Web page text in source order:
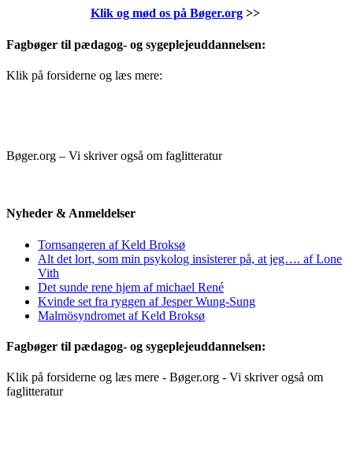
Klik og mød os på Bøger.org>>
Fagbøger til pædagog- og sygeplejeuddannelsen:
Klik på forsiderne og læs mere:
Bøger.org – Vi skriver også om faglitteratur
Nyheder & Anmeldelser
Tornsangeren af Keld Broksø
Alt det lort, som min psykolog insisterer på, at jeg…. af Lone
Vith
Det sunde rene hjem af michael René
Kvinde set fra ryggen af Jesper Wung-Sung
Malmösyndromet af Keld Broksø
Fagbøger til pædagog- og sygeplejeuddannelsen:
Klik på forsiderne og læs mere - Bøger.org - Vi skriver også om
faglitteratur